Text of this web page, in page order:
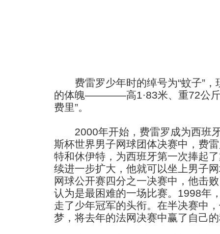
费雷罗少年时的绰号为“蚊子”，
的体魄————高1·83米、重72公斤
费里”。
2000年开始，费雷罗成为西班牙
斯杯世界男子网球团体决赛中，费
特和休伊特，为西班牙第一次捧起
续进一步扩大，他就可以坐上男子
网球公开赛四分之一决赛中，他击
认为是最困难的一场比赛。1998年
走了少年冠军的头衔。在半决赛中
梦，将去年的法网决赛中赢了自己